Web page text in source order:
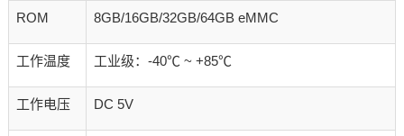
ROM 8GB/16GB/32GB/64GB eMMC
工作温度 工业级：-40℃ ~ +85℃
工作电压 DC 5V